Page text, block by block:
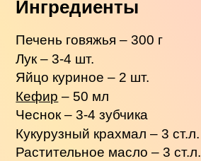
Ингредиенты
Печень говяжья – 300 г
Лук – 3-4 шт.
Яйцо куриное – 2 шт.
Кефир – 50 мл
Чеснок – 3-4 зубчика
Кукурузный крахмал – 3 ст.л.
Растительное масло – 3 ст.л.